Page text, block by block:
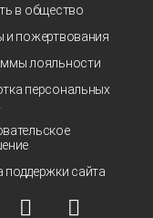
в общество
и пожертвования
лояльности
персональных
поддержки сайта